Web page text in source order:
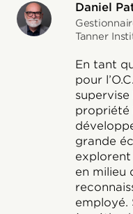
Daniel
Tanner
En tant
pour
supervise
propriété
grande
explorent
en milieu
employé.